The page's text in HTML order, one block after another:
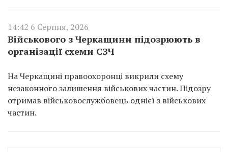
14:42 6 Серпня, 2026
Військового з Черкащини підозрюють в
організації схеми СЗЧ
На Черкащині правоохоронці викрили схему
незаконного залишення військових частин. Підозру
отримав військовослужбовець однієї з військових
частин.